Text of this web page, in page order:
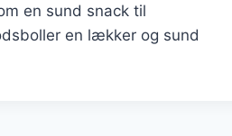
en sund snack til
en lækker og sund